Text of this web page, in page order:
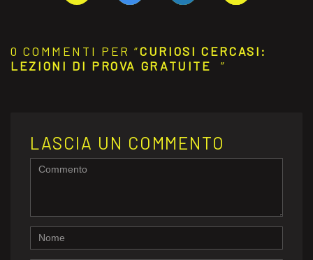
0 COMMENTI PER “CURIOSI CERCASI:
LEZIONI DI PROVA GRATUITE”
LASCIA UN COMMENTO
<b>Commento</b>
)
Name